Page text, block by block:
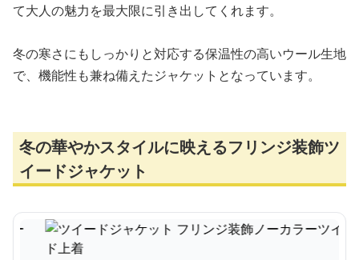
て大人の魅力を最大限に引き出してくれます。
冬の寒さにもしっかりと対応する保温性の高いウール生地
で、機能性も兼ね備えたジャケットとなっています。
冬の華やかスタイルに映えるフリンジ装飾ツ
イードジャケット